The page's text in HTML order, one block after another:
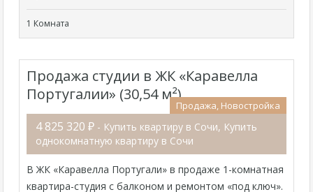
1 Комната
Продажа студии в ЖК «Каравелла
Португалии» (30,54 м²)
Продажа, Новостройка
4 825 320 ₽ - Купить квартиру в Сочи, Купить
однокомнатную квартиру в Сочи
В ЖК «Каравелла Португали» в продаже 1-комнатная
квартира-студия с балконом и ремонтом «под ключ».